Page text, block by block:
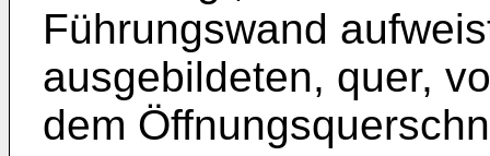
Führungswand
ausgebildeten, quer,
dem